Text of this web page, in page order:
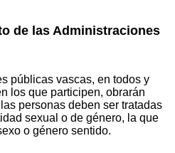
de las Administraciones
públicas vascas, en todos y
los que participen, obrarán
personas deben ser tratadas
sexual o de género, la que
o género sentido.